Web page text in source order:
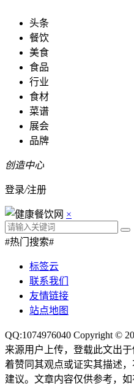
头条
餐饮
美食
食品
行业
食材
菜谱
展会
品牌
创造中心
登录/注册
×
#热门搜索#
标签云
联系我们
友情链接
站点地图
QQ:1074976040 Copyright ©
来源用户上传，登载此文出
着赞同其观点或证实其描述
建议。文章内容仅供参考，